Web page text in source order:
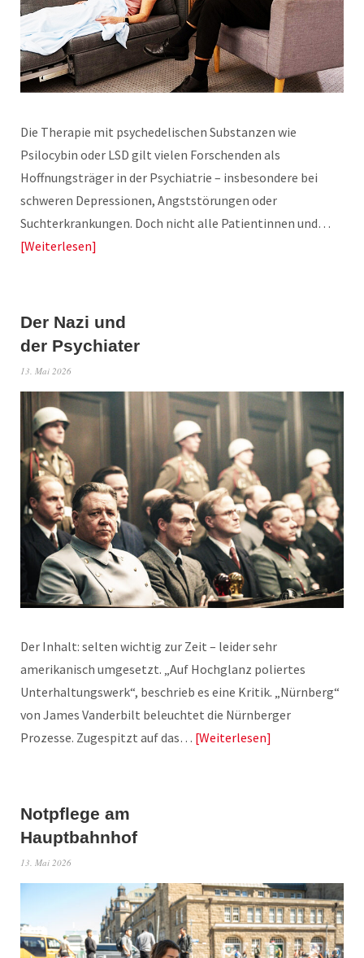
Die Therapie mit psychedelischen Substanzen wie
Psilocybin oder LSD gilt vielen Forschenden als
Hoffnungsträger in der Psychiatrie – insbesondere bei
schweren Depressionen, Angststörungen oder
Suchterkrankungen. Doch nicht alle Patientinnen und…
Weiterlesen
Der Nazi und
der Psychiater
13. Mai 2026
Der Inhalt: selten wichtig zur Zeit – leider sehr
amerikanisch umgesetzt. „Auf Hochglanz poliertes
Unterhaltungswerk“, beschrieb es eine Kritik. „Nürnberg“
von James Vanderbilt beleuchtet die Nürnberger
Prozesse. Zugespitzt auf das… Weiterlesen
Notpflege am
Hauptbahnhof
13. Mai 2026